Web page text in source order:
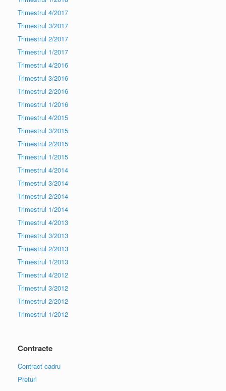
Trimestrul 4/2017
Trimestrul 3/2017
Trimestrul 2/2017
Trimestrul 1/2017
Trimestrul 4/2016
Trimestrul 3/2016
Trimestrul 2/2016
Trimestrul 1/2016
Trimestrul 4/2015
Trimestrul 3/2015
Trimestrul 2/2015
Trimestrul 1/2015
Trimestrul 4/2014
Trimestrul 3/2014
Trimestrul 2/2014
Trimestrul 1/2014
Trimestrul 4/2013
Trimestrul 3/2013
Trimestrul 2/2013
Trimestrul 1/2013
Trimestrul 4/2012
Trimestrul 3/2012
Trimestrul 2/2012
Trimestrul 1/2012
Contracte
Contract cadru
Preturi